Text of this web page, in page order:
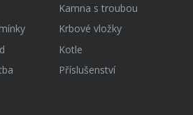
Kamna s troubou
Krbové vložky
Kotle
Příslušenství